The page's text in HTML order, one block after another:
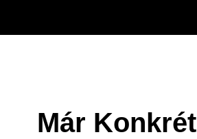
Már Konkrét